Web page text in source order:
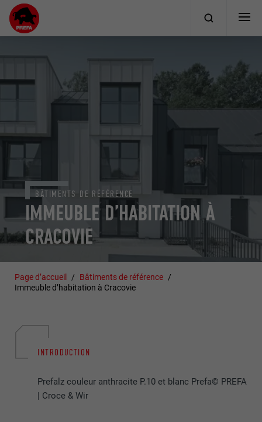
IMMEUBLE D’HABITATION À
CRACOVIE
BÂTIMENTS DE RÉFÉRENCE
Page d’accueil
Bâtiments de référence
Immeuble d’habitation à Cracovie
INTRODUCTION
Prefalz couleur anthracite P.10 et blanc Prefa© PREFA
| Croce & Wir